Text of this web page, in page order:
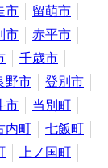
市
留萌市
市
赤平市
千歳市
野市
登別市
市
当別町
内町
七飯町
上ノ国町